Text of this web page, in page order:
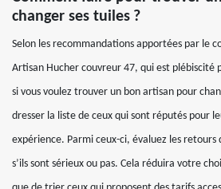
changer ses tuiles ?
Selon les recommandations apportées par le
Artisan Hucher couvreur 47, qui est plébiscité
si vous voulez trouver un bon artisan pour
dresser la liste de ceux qui sont réputés pour
expérience. Parmi ceux-ci, évaluez les retours
s’ils sont sérieux ou pas. Cela réduira votre